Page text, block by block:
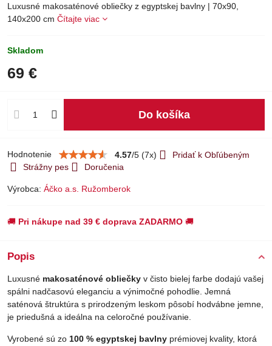
Luxusné makosaténové obliečky z egyptskej bavlny | 70x90,
140x200 cm Čítajte viac
Skladom
69 €
Do košíka
Hodnotenie 4.57/5 (7x)
Pridať k Obľúbeným
Strážny pes
Doručenia
Výrobca: Áčko a.s. Ružomberok
🚚 Pri nákupe nad 39 € doprava ZADARMO 🚚
Popis
Luxusné makosaténové obliečky v čisto bielej farbe dodajú vašej
spálni nadčasovú eleganciu a výnimočné pohodlie. Jemná
saténová štruktúra s prirodzeným leskom pôsobí hodvábne jemne,
je priedušná a ideálna na celoročné používanie.
Vyrobené sú zo 100 % egyptskej bavlny prémiovej kvality, ktorá